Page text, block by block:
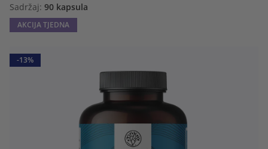
Sadržaj: 90 kapsula
AKCIJA TJEDNA
-13%